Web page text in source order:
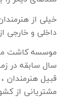
خیلی از
داخلی و خارجی
سال سابقه در
قبیل هنرمندان
مشتریانی از